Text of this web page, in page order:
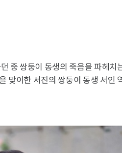
중 쌍둥이 동생의 죽음을 파헤치
맞이한 서진의 쌍둥이 동생 서인